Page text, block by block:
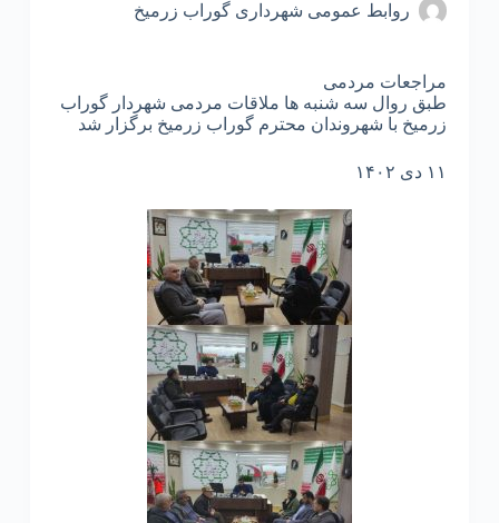
روابط عمومی شهرداری گوراب زرمیخ
مراجعات مردمی
طبق روال سه شنبه ها ملاقات مردمی شهردار گوراب
زرمیخ با شهروندان محترم گوراب زرمیخ برگزار شد
۱۱ دی ۱۴۰۲